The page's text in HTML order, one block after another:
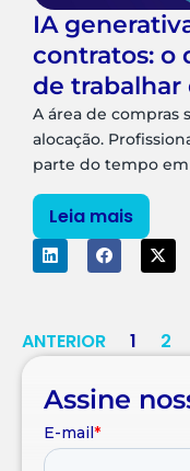
IA
contratos: o
de trabalhar
A área de
alocação.
parte do tempo em
Leia mais
ANTERIOR 1 2
Assine